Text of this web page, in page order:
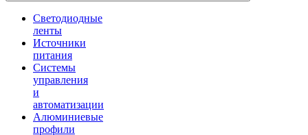
Светодиодные
ленты
Источники
питания
Системы
управления
и
автоматизации
Алюминиевые
профили